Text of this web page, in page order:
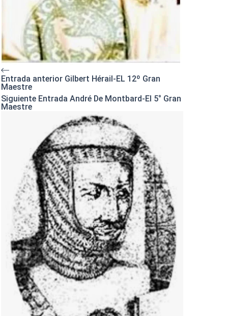
Entrada anterior Gilbert Hérail-EL 12º Gran
Maestre
Siguiente Entrada André De Montbard-El 5° Gran
Maestre